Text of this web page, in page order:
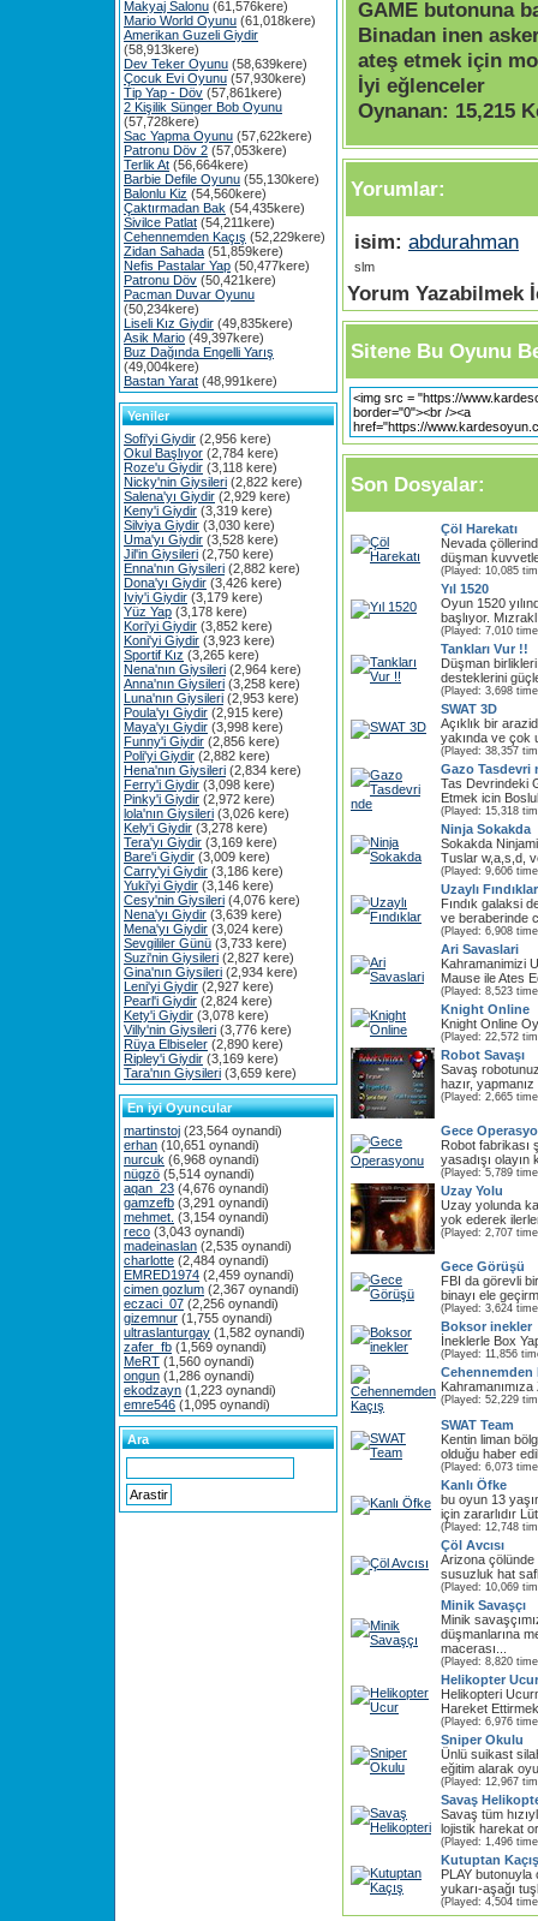
Makyaj Salonu (61,576kere)
Mario World Oyunu (61,018kere)
Amerikan Guzeli Giydir
(58,913kere)
Dev Teker Oyunu (58,639kere)
Çocuk Evi Oyunu (57,930kere)
Tip Yap - Döv (57,861kere)
2 Kişilik Sünger Bob Oyunu
(57,728kere)
Sac Yapma Oyunu (57,622kere)
Patronu Döv 2 (57,053kere)
Terlik At (56,664kere)
Barbie Defile Oyunu (55,130kere)
Balonlu Kiz (54,560kere)
Çaktırmadan Bak (54,435kere)
Sivilce Patlat (54,211kere)
Cehennemden Kaçış (52,229kere)
Zidan Sahada (51,859kere)
Nefis Pastalar Yap (50,477kere)
Patronu Döv (50,421kere)
Pacman Duvar Oyunu
(50,234kere)
Liseli Kız Giydir (49,835kere)
Asik Mario (49,397kere)
Buz Dağında Engelli Yarış
(49,004kere)
Bastan Yarat (48,991kere)
Yeniler
Sofi'yi Giydir (2,956 kere)
Okul Başlıyor (2,784 kere)
Roze'u Giydir (3,118 kere)
Nicky'nin Giysileri (2,822 kere)
Salena'yı Giydir (2,929 kere)
Keny'i Giydir (3,319 kere)
Silviya Giydir (3,030 kere)
Uma'yı Giydir (3,528 kere)
Jil'in Giysileri (2,750 kere)
Enna'nın Giysileri (2,882 kere)
Dona'yı Giydir (3,426 kere)
Iviy'i Giydir (3,179 kere)
Yüz Yap (3,178 kere)
Kori'yi Giydir (3,852 kere)
Koni'yi Giydir (3,923 kere)
Sportif Kız (3,265 kere)
Nena'nın Giysileri (2,964 kere)
Anna'nın Giysileri (3,258 kere)
Luna'nın Giysileri (2,953 kere)
Poula'yı Giydir (2,915 kere)
Maya'yı Giydir (3,998 kere)
Funny'i Giydir (2,856 kere)
Poli'yi Giydir (2,882 kere)
Hena'nın Giysileri (2,834 kere)
Ferry'i Giydir (3,098 kere)
Pinky'i Giydir (2,972 kere)
lola'nın Giysileri (3,026 kere)
Kely'i Giydir (3,278 kere)
Tera'yı Giydir (3,169 kere)
Bare'i Giydir (3,009 kere)
Carry'yi Giydir (3,186 kere)
Yuki'yi Giydir (3,146 kere)
Cesy'nin Giysileri (4,076 kere)
Nena'yı Giydir (3,639 kere)
Mena'yı Giydir (3,024 kere)
Sevgililer Günü (3,733 kere)
Suzi'nin Giysileri (2,827 kere)
Gina'nın Giysileri (2,934 kere)
Leni'yi Giydir (2,927 kere)
Pearl'i Giydir (2,824 kere)
Kety'i Giydir (3,078 kere)
Villy'nin Giysileri (3,776 kere)
Rüya Elbiseler (2,890 kere)
Ripley'i Giydir (3,169 kere)
Tara'nın Giysileri (3,659 kere)
En iyi Oyuncular
martinstoj (23,564 oynandi)
erhan (10,651 oynandi)
nurcuk (6,968 oynandi)
nügzö (5,514 oynandi)
aqan_23 (4,676 oynandi)
gamzefb (3,291 oynandi)
mehmet. (3,154 oynandi)
reco (3,043 oynandi)
madeinaslan (2,535 oynandi)
charlotte (2,484 oynandi)
EMRED1974 (2,459 oynandi)
cimen gozlum (2,367 oynandi)
eczaci_07 (2,256 oynandi)
gizemnur (1,755 oynandi)
ultraslanturgay (1,582 oynandi)
zafer_fb (1,569 oynandi)
MeRT (1,560 oynandi)
ongun (1,286 oynandi)
ekodzayn (1,223 oynandi)
emre546 (1,095 oynandi)
Ara
GAME butonuna
Binadan inen
ateş etmek için
İyi eğlenceler
Oynanan: 15,215
Yorumlar:
isim: abdurahman
slm
Yorum Yazabilmek
Sitene Bu Oyunu
Son Dosyalar:
Çöl Harekatı
Nevada
düşman
(Played: 10,085
Yıl 1520
Oyun 1520
başlıyor.
(Played: 7,010
Tankları Vur !!
Düşman birlikleri
desteklerini
(Played: 3,698
SWAT 3D
Açıklık bir
yakında ve çok
(Played: 38,357
Gazo Tasdevri
Tas Devrindeki
Etmek icin
(Played: 15,318
Ninja Sokakda
Sokakda
Tuslar w,a,s,d,
(Played: 9,606
Uzaylı Fındıklar
Fındık galaksi
ve beraberinde
(Played: 6,908
Ari Savaslari
Kahramanimizi
Mause ile Ates
(Played: 8,523
Knight Online
Knight Online
(Played: 22,572
Robot Savaşı
Savaş
hazır,
(Played: 2,665
Gece
Robot fabrikası
yasadışı olayın
(Played: 5,789
Uzay Yolu
Uzay yolunda
yok ederek
(Played: 2,707
Gece Görüşü
FBI da görevli
binayı ele
(Played: 3,624
Boksor inekler
İneklerle Box
(Played: 11,856
Cehennemden
(Played: 52,229
SWAT Team
Kentin liman
olduğu haber
(Played: 6,073
Kanlı Öfke
bu oyun 13
için zararlıdır
(Played: 12,748
Çöl Avcısı
Arizona çölünde
susuzluk hat
(Played: 10,069
Minik Savaşçı
Minik
düşmanlarına
macerası...
(Played: 8,820
Helikopter Ucur
Helikopteri
Hareket
(Played: 6,976
Sniper Okulu
Ünlü suikast
eğitim alarak
(Played: 12,967
Savaş
Savaş tüm
lojistik harekat
(Played: 1,496
Kutuptan Kaçış
PLAY butonuyla
yukarı-aşağı
(Played: 4,504